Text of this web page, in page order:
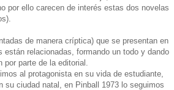
por ello carecen de interés estas dos novelas
de manera críptica) que se presentan en
están relacionadas, formando un todo y dando
parte de la editorial.
al protagonista en su vida de estudiante,
su ciudad natal, en Pinball 1973 lo seguimos